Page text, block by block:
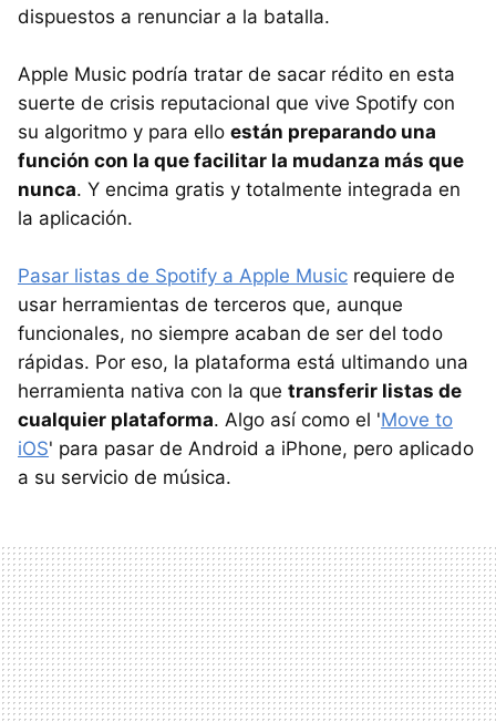
dispuestos a renunciar a la batalla.
Apple Music podría tratar de sacar rédito en esta
suerte de crisis reputacional que vive Spotify con
su algoritmo y para ello están preparando una
función con la que facilitar la mudanza más que
nunca. Y encima gratis y totalmente integrada en
la aplicación.
Pasar listas de Spotify a Apple Music requiere de
usar herramientas de terceros que, aunque
funcionales, no siempre acaban de ser del todo
rápidas. Por eso, la plataforma está ultimando una
herramienta nativa con la que transferir listas de
cualquier plataforma. Algo así como el 'Move to
iOS' para pasar de Android a iPhone, pero aplicado
a su servicio de música.